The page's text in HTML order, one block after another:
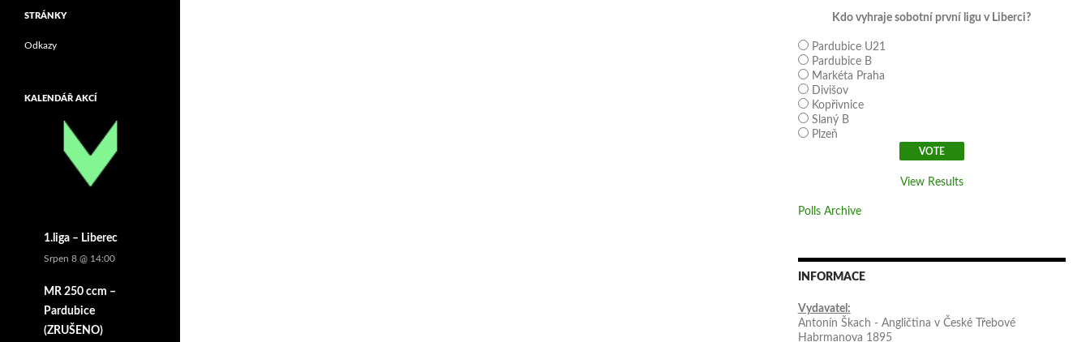
Kdo vyhraje sobotní první ligu v Liberci?
Pardubice U21
Pardubice B
Markéta Praha
Divišov
Kopřivnice
Slaný B
Plzeň
View Results
Polls Archive
INFORMACE
Vydavatel:
Antonín Škach - Angličtina v České Třebové
Habrmanova 1895
STRÁNKY
Odkazy
KALENDÁŘ AKCÍ
1.liga – Liberec
Srpen 8 @ 14:00
MR 250 ccm –
Pardubice
(ZRUŠENO)